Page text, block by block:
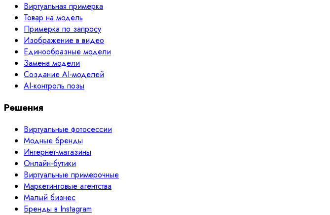
Виртуальная примерка
Товар на модель
Примерка по запросу
Изображение в видео
Единообразные модели
Замена модели
Создание AI-моделей
AI-контроль позы
Решения
Виртуальные фотосессии
Модные бренды
Интернет-магазины
Онлайн-бутики
Виртуальные примерочные
Маркетинговые агентства
Малый бизнес
Бренды в Instagram